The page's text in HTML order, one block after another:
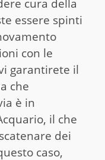
cura della
essere spinti
con le
garantirete il
che
è in
il che
dei
caso,